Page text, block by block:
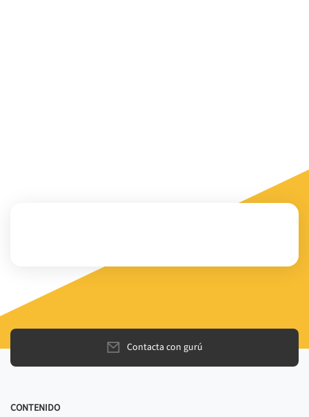
Contacta con gurú
CONTENIDO